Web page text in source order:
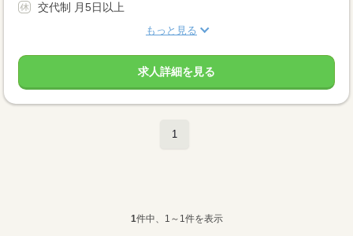
交代制 月5日以上
もっと見る
求人詳細を見る
1
1件中、1～1件を表示